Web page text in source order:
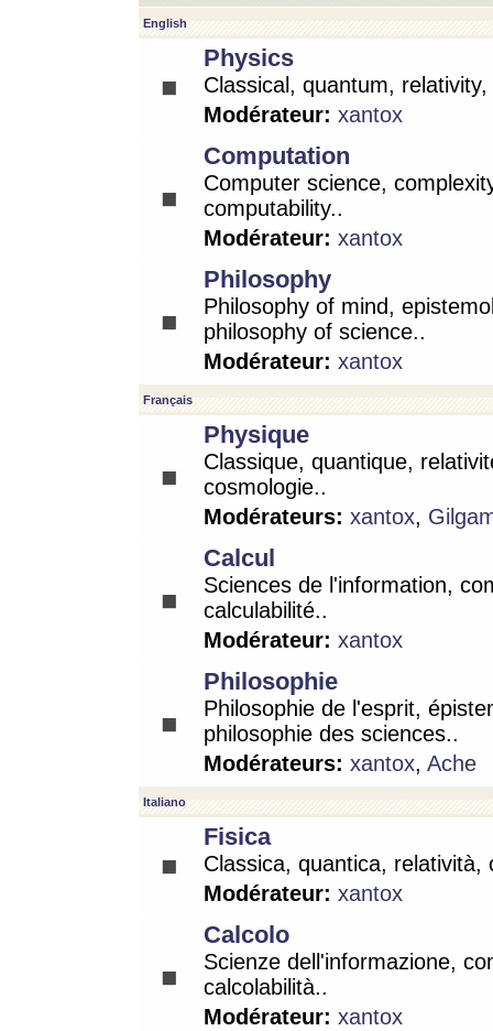
English
Physics
Classical, quantum,
Modérateur: xantox
Computation
Computer science,
computability..
Modérateur: xantox
Philosophy
Philosophy of mind,
philosophy of science..
Modérateur: xantox
Français
Physique
Classique, quantique,
cosmologie..
Modérateurs: xantox,
Calcul
Sciences de l'information,
calculabilité..
Modérateur: xantox
Philosophie
Philosophie de l'esprit,
philosophie des sciences..
Modérateurs: xantox, Ache
Italiano
Fisica
Classica, quantica, relatività,
Modérateur: xantox
Calcolo
Scienze dell'informazione,
calcolabilità..
Modérateur: xantox